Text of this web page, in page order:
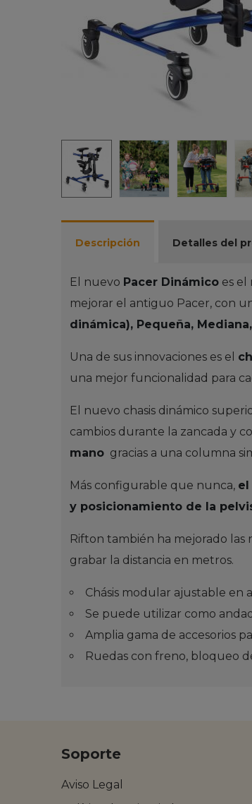
Descripción Detalles del
El nuevo Pacer Dinámico es
mejorar el antiguo Pacer, con
dinámica), Pequeña,
Una de sus innovaciones es el
una mejor funcionalidad para
El nuevo chasis dinámico
cambios durante la zancada y
mano gracias a una columna
Más configurable que nunca, el
y posicionamiento de la
Rifton también ha mejorado
grabar la distancia en metros.
Chásis modular ajustable en
Se puede utilizar como
Amplia gama de accesorios
Ruedas con freno, bloqueo
Soporte
Aviso Legal